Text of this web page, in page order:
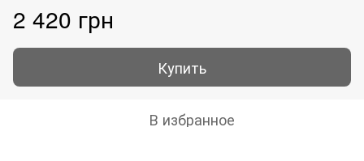
2 420 грн
Купить
В избранное